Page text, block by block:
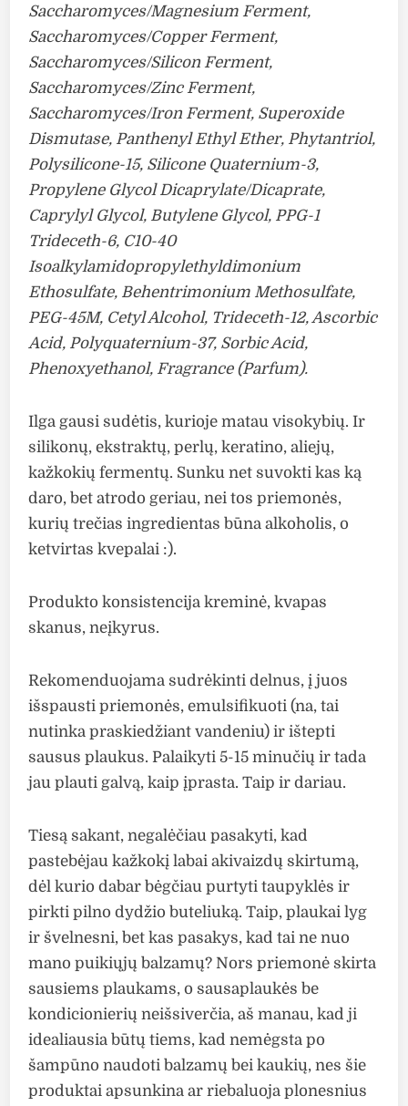
Saccharomyces/Magnesium Ferment,
Saccharomyces/Copper Ferment,
Saccharomyces/Silicon Ferment,
Saccharomyces/Zinc Ferment,
Saccharomyces/Iron Ferment, Superoxide
Dismutase, Panthenyl Ethyl Ether, Phytantriol,
Polysilicone-15, Silicone Quaternium-3,
Propylene Glycol Dicaprylate/Dicaprate,
Caprylyl Glycol, Butylene Glycol, PPG-1
Trideceth-6, C10-40
Isoalkylamidopropylethyldimonium
Ethosulfate, Behentrimonium Methosulfate,
PEG-45M, Cetyl Alcohol, Trideceth-12, Ascorbic
Acid, Polyquaternium-37, Sorbic Acid,
Phenoxyethanol, Fragrance (Parfum).
Ilga gausi sudėtis, kurioje matau visokybių. Ir
silikonų, ekstraktų, perlų, keratino, aliejų,
kažkokių fermentų. Sunku net suvokti kas ką
daro, bet atrodo geriau, nei tos priemonės,
kurių trečias ingredientas būna alkoholis, o
ketvirtas kvepalai :).
Produkto konsistencija kreminė, kvapas
skanus, neįkyrus.
Rekomenduojama sudrėkinti delnus, į juos
išspausti priemonės, emulsifikuoti (na, tai
nutinka praskiedžiant vandeniu) ir ištepti
sausus plaukus. Palaikyti 5-15 minučių ir tada
jau plauti galvą, kaip įprasta. Taip ir dariau.
Tiesą sakant, negalėčiau pasakyti, kad
pastebėjau kažkokį labai akivaizdų skirtumą,
dėl kurio dabar bėgčiau purtyti taupyklės ir
pirkti pilno dydžio buteliuką. Taip, plaukai lyg
ir švelnesni, bet kas pasakys, kad tai ne nuo
mano puikiųjų balzamų? Nors priemonė skirta
sausiems plaukams, o sausaplaukės be
kondicionierių neišsiverčia, aš manau, kad ji
idealiausia būtų tiems, kad nemėgsta po
šampūno naudoti balzamų bei kaukių, nes šie
produktai apsunkina ar riebaluoja plonesnius